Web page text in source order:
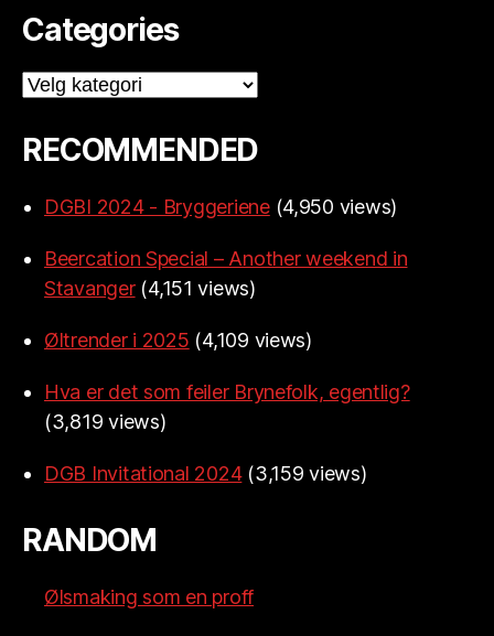
Categories
Categories
RECOMMENDED
DGBI 2024 - Bryggeriene (4,950 views)
Beercation Special – Another weekend in
Stavanger (4,151 views)
Øltrender i 2025 (4,109 views)
Hva er det som feiler Brynefolk, egentlig?
(3,819 views)
DGB Invitational 2024 (3,159 views)
RANDOM
Ølsmaking som en proff